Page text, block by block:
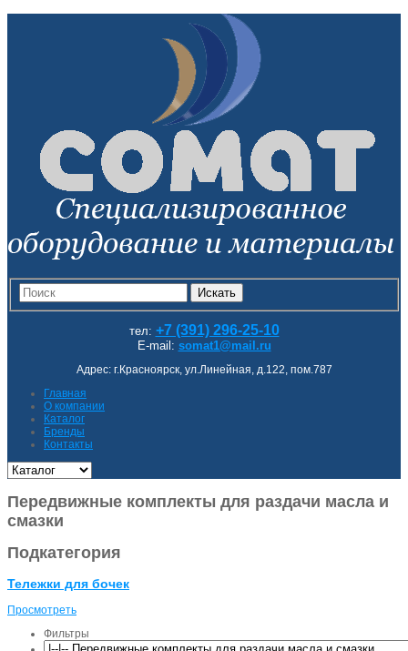
Искать
тел: +7 (391) 296-25-10
E-mail: somat1@mail.ru
Адрес: г.Красноярск, ул.Линейная, д.122, пом.787
Главная
О компании
Каталог
Бренды
Контакты
Передвижные комплекты для раздачи масла и
смазки
Подкатегория
Тележки для бочек
Просмотреть
Фильтры